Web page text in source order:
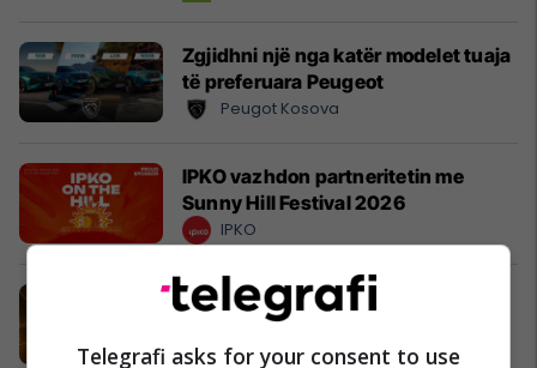
Zgjidhni një nga katër modelet tuaja
të preferuara Peugeot
Peugot Kosova
IPKO vazhdon partneritetin me
Sunny Hill Festival 2026
IPKO
EXPO DIASPORA 2026 mbahet më
3, 4 dhe 5 gusht në Prishtinë
Expo Prishtina
Telegrafi asks for your consent to use